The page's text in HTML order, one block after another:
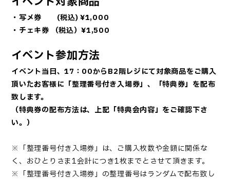
・写メ券 (税込) ¥1,000
・チェキ券 （税込）¥1,500
イベント参加方法
イベント当日、17：00からB2階レジにて対象商品をご購入
頂いたお客様に「整理番号付き入場券」、「特典券」を配布
致します。
（特典券の配布方法は、上記「特典会内容」をご確認下さ
い。）
※「整理番号付き入場券」は、ご購入枚数や金額に関係な
く、おひとりさま1会計につき1枚までとさせて頂きます。
※「整理番号付き入場券」の整理番号はランダムで配布致し